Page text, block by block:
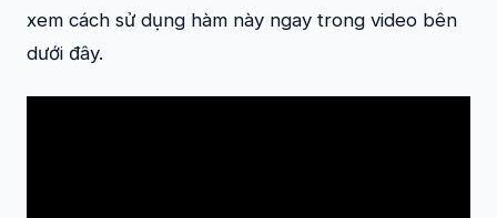
xem cách sử dụng hàm này ngay trong video bên
dưới đây.